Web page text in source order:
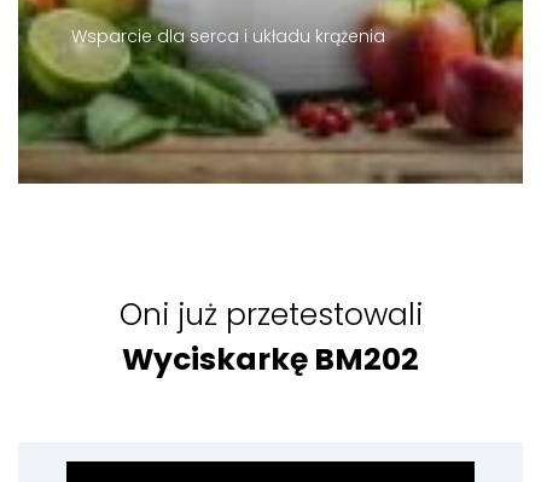
Wsparcie dla serca i układu krążenia
Oni już przetestowali
Wyciskarkę BM202